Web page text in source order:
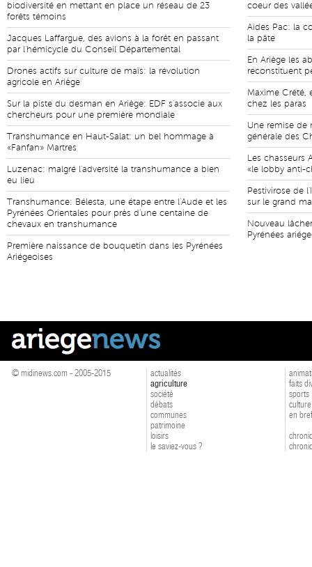
biodiversité en mettant en place un réseau de 23
forêts témoins
Jacques Laffargue, des avions à la forêt en passant
par l'hémicycle du Conseil Départemental
Drones actifs sur culture de maïs: la révolution
agricole en Ariège
Sur la piste du desman en Ariège: EDF s'associe aux
chercheurs pour une première mondiale
Transhumance en Haut-Salat: un bel hommage à
«Fanfan» Martres
Luzenac: malgré l'adversité la transhumance a bien
eu lieu
Transhumance: Bélesta, une étape entre l'Aude et les
Pyrénées Orientales pour près d'une centaine de
chevaux en transhumance
Première naissance de bouquetin dans les Pyrénées
Ariégeoises
coeur des
Aides Pac: la
la pâte
En Ariège les
reconstituent
Maxime Crété,
chez les paras
Une remise de
générale des
Les chasseurs
«le lobby anti-
Pestivirose de
sur le grand
Nouveau
Pyrénées
© midinews.com - 2005-2015
actualités
agriculture
société
débats
communes
patrimoine
loisirs
le saviez-vous ?
faits
sports
culture
en bref